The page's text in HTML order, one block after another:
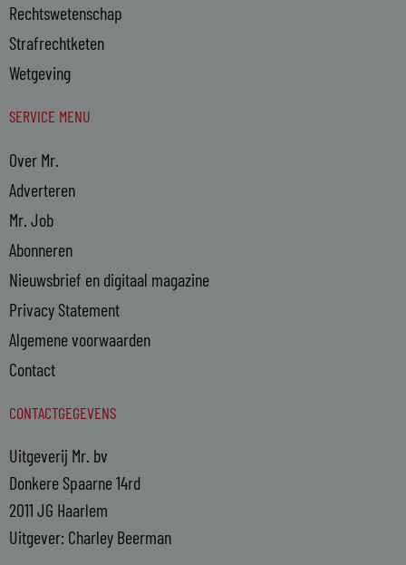
Rechtswetenschap
Strafrechtketen
Wetgeving
SERVICE MENU
Over Mr.
Adverteren
Mr. Job
Abonneren
Nieuwsbrief en digitaal magazine
Privacy Statement
Algemene voorwaarden
Contact
CONTACTGEGEVENS
Uitgeverij Mr. bv
Donkere Spaarne 14rd
2011 JG Haarlem
Uitgever: Charley Beerman